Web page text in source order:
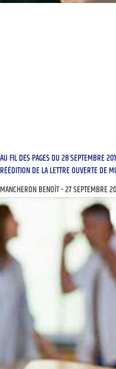
AU FIL DES PAGES DU 28 SEPTEMBRE
RÉÉDITION DE LA LETTRE OUVERTE DE
MANCHERON BENOÎT 27 SEPTEMBRE